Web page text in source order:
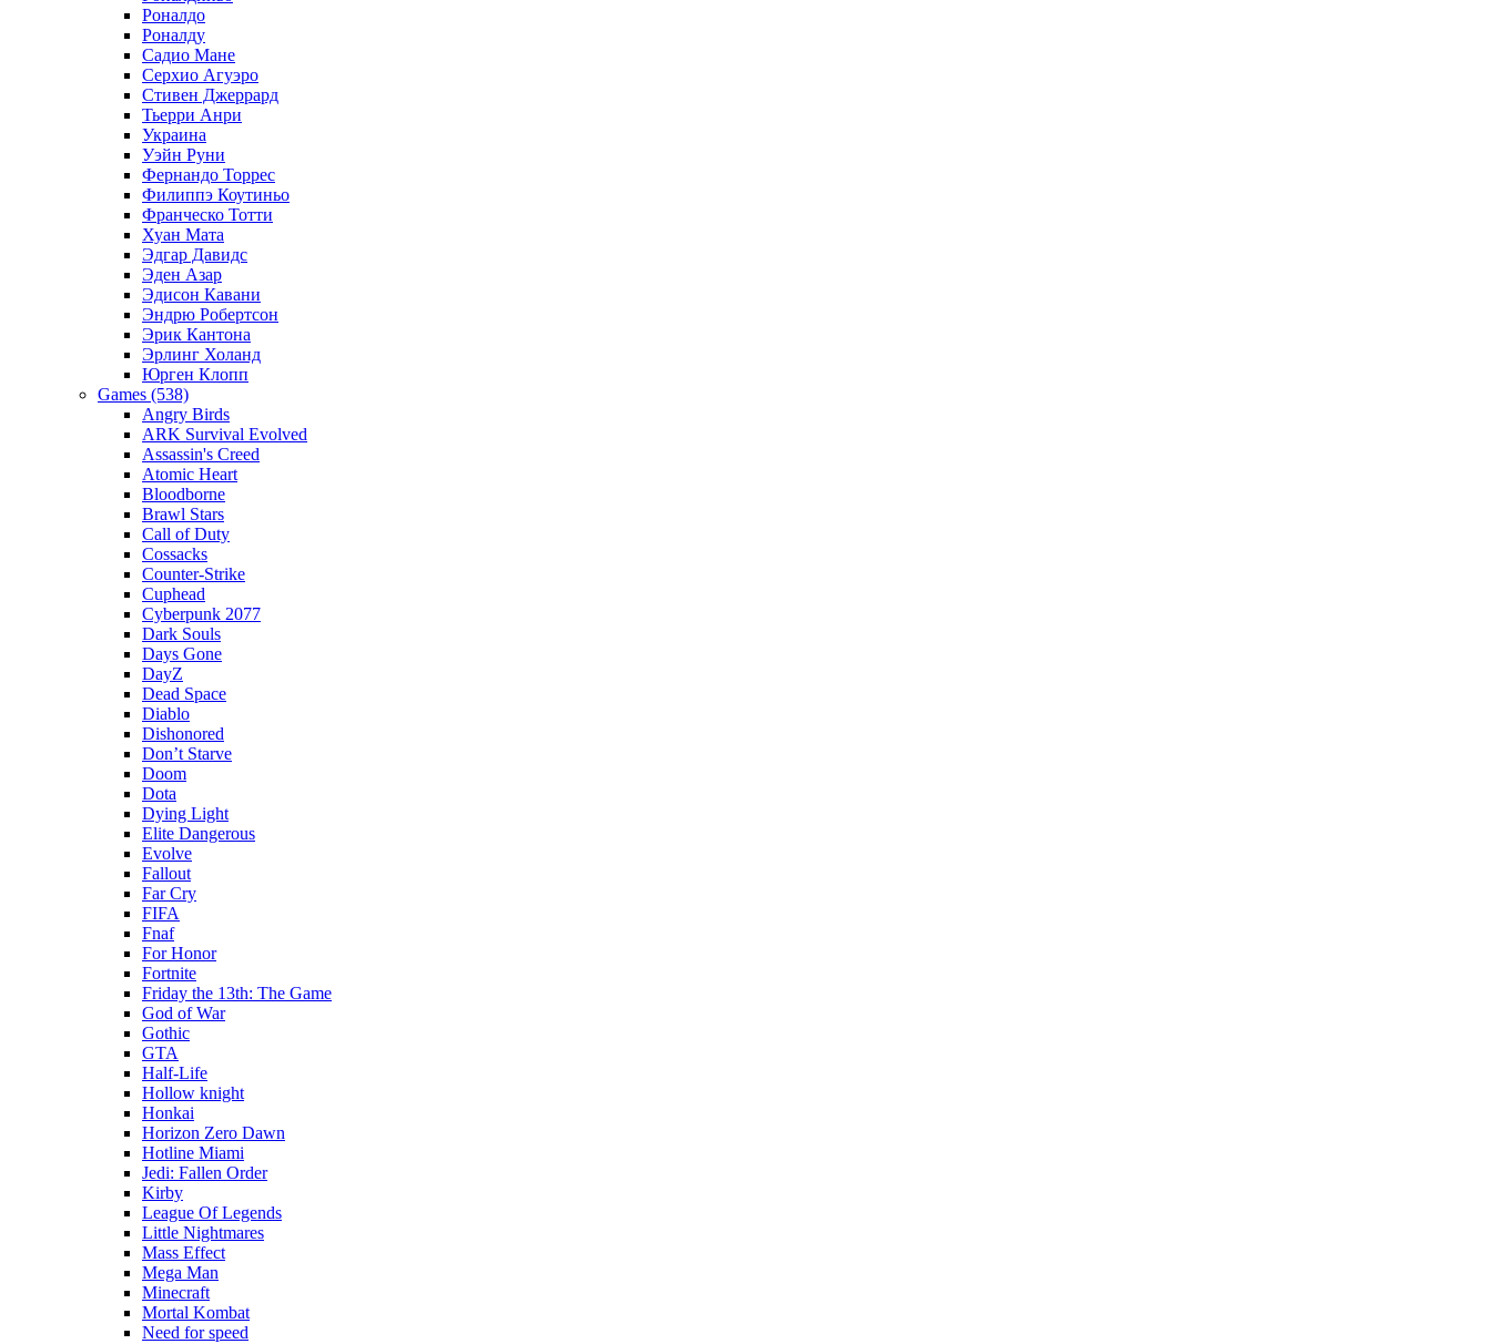
Роналдо
Роналду
Садио Мане
Серхио Агуэро
Стивен Джеррард
Тьерри Анри
Украина
Уэйн Руни
Фернандо Торрес
Филиппэ Коутиньо
Франческо Тотти
Хуан Мата
Эдгар Давидс
Эден Азар
Эдисон Кавани
Эндрю Робертсон
Эрик Кантона
Эрлинг Холанд
Юрген Клопп
Games (538)
Angry Birds
ARK Survival Evolved
Assassin's Creed
Atomic Heart
Bloodborne
Brawl Stars
Call of Duty
Cossacks
Counter-Strike
Cuphead
Cyberpunk 2077
Dark Souls
Days Gone
DayZ
Dead Space
Diablo
Dishonored
Don’t Starve
Doom
Dota
Dying Light
Elite Dangerous
Evolve
Fallout
Far Cry
FIFA
Fnaf
For Honor
Fortnite
Friday the 13th: The Game
God of War
Gothic
GTA
Half-Life
Hollow knight
Honkai
Horizon Zero Dawn
Hotline Miami
Jedi: Fallen Order
Kirby
League Of Legends
Little Nightmares
Mass Effect
Mega Man
Minecraft
Mortal Kombat
Need for speed